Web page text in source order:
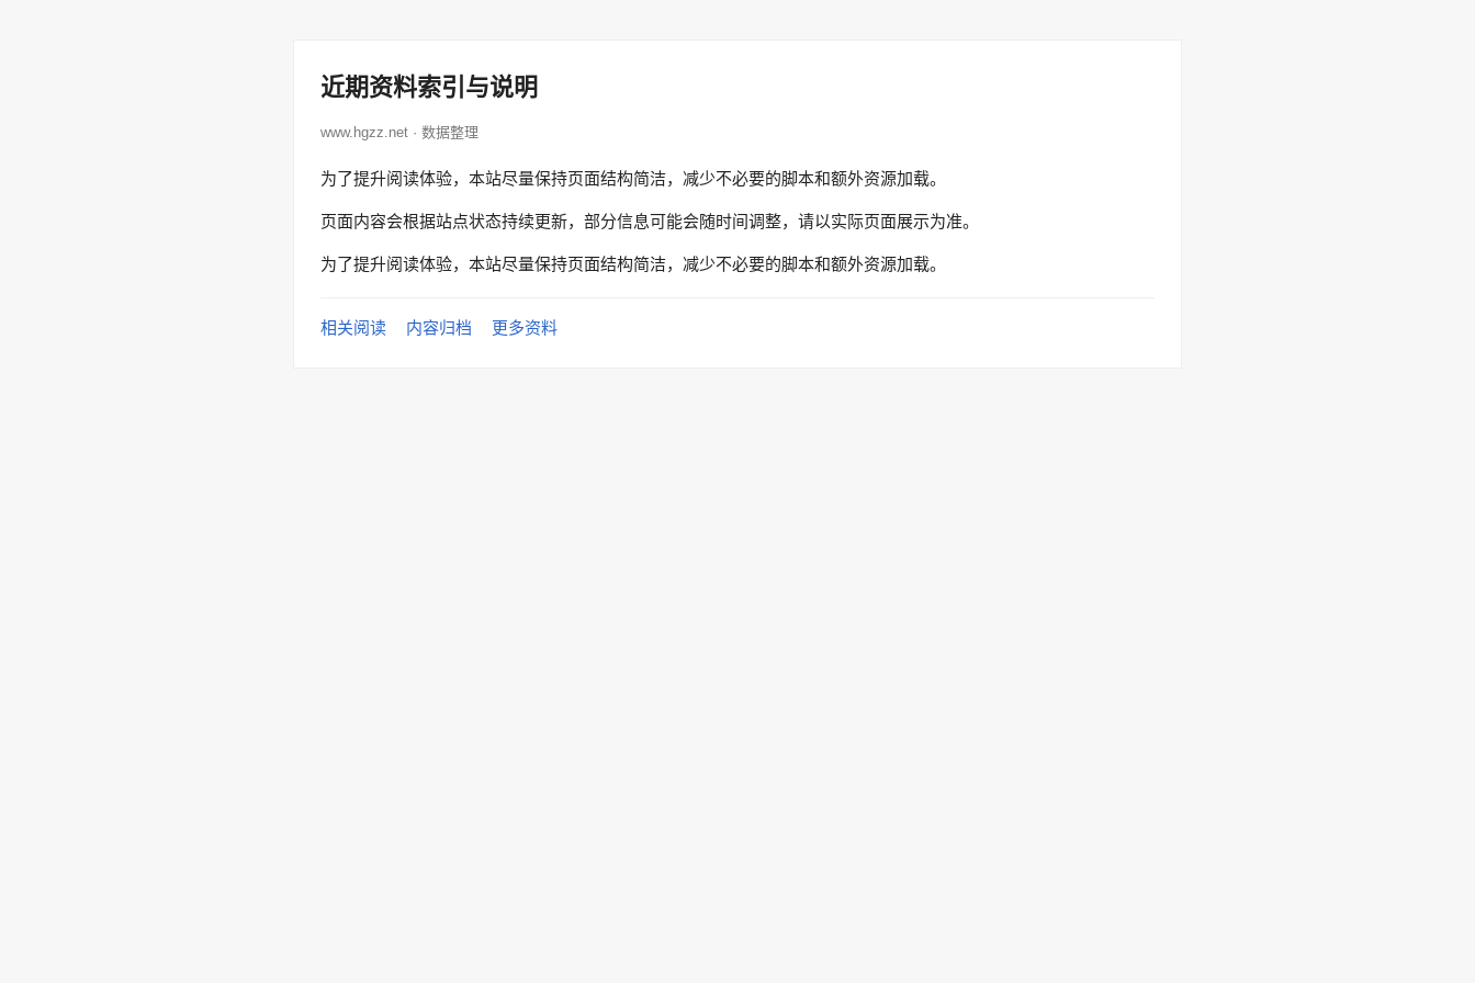
近期资料索引与说明
www.hgzz.net · 数据整理
为了提升阅读体验，本站尽量保持页面结构简洁，减少不必要的脚本和额外资源加载。
页面内容会根据站点状态持续更新，部分信息可能会随时间调整，请以实际页面展示为准。
为了提升阅读体验，本站尽量保持页面结构简洁，减少不必要的脚本和额外资源加载。
相关阅读 内容归档 更多资料